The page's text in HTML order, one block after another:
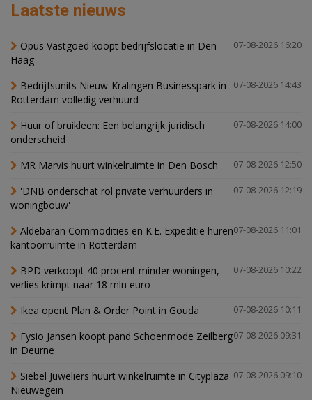
Laatste nieuws
07-08-2026 16:20
Opus Vastgoed koopt bedrijfslocatie in Den
Haag
07-08-2026 14:43
Bedrijfsunits Nieuw-Kralingen Businesspark in
Rotterdam volledig verhuurd
07-08-2026 14:00
Huur of bruikleen: Een belangrijk juridisch
onderscheid
07-08-2026 12:50
MR Marvis huurt winkelruimte in Den Bosch
07-08-2026 12:19
'DNB onderschat rol private verhuurders in
woningbouw'
07-08-2026 11:01
Aldebaran Commodities en K.E. Expeditie huren
kantoorruimte in Rotterdam
07-08-2026 10:22
BPD verkoopt 40 procent minder woningen,
verlies krimpt naar 18 mln euro
07-08-2026 10:11
Ikea opent Plan & Order Point in Gouda
07-08-2026 09:31
Fysio Jansen koopt pand Schoenmode Zeilberg
in Deurne
07-08-2026 09:10
Siebel Juweliers huurt winkelruimte in Cityplaza
Nieuwegein